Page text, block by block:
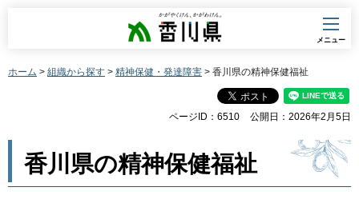
香川県
メニュー
ホーム > 組織から探す > 精神保健・発達障害 > 香川県の精神保健福祉
ページID：6510 公開日：2026年2月5日
香川県の精神保健福祉